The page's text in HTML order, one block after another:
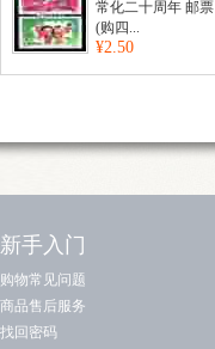
常化二十周年 邮票
(购四...
¥2.50
新手入门
购物常见问题
商品售后服务
找回密码